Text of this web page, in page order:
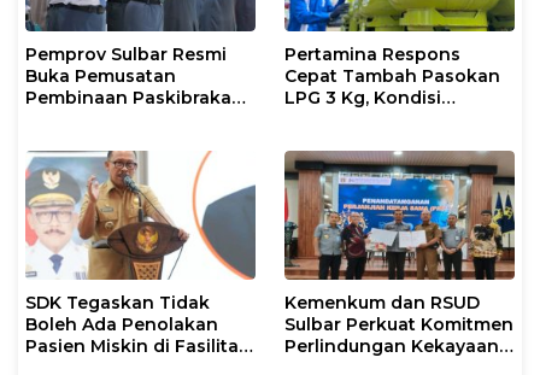
Pemprov Sulbar Resmi
Buka Pemusatan
Pembinaan Paskibraka
Pertamina Respons
Cepat Tambah Pasokan
LPG 3 Kg, Kondisi
SDK Tegaskan Tidak
Boleh Ada Penolakan
Pasien Miskin di Fasilitas
Kemenkum dan RSUD
Sulbar Perkuat Komitmen
Perlindungan Kekayaan